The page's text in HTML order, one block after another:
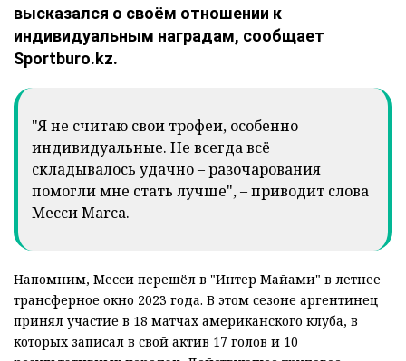
высказался о своём отношении к
индивидуальным наградам, сообщает
Sportburo.kz.
"Я не считаю свои трофеи, особенно
индивидуальные. Не всегда всё
складывалось удачно – разочарования
помогли мне стать лучше", – приводит слова
Месси Marca.
Напомним, Месси перешёл в "Интер Майами" в летнее
трансферное окно 2023 года. В этом сезоне аргентинец
принял участие в 18 матчах американского клуба, в
которых записал в свой актив 17 голов и 10